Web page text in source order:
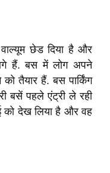
छेड दिया है और
हैं. बस में लोग अपने
तैयार हैं. बस पार्किंग
बसें पहले एंट्री ले रही
को देख लिया है और वह